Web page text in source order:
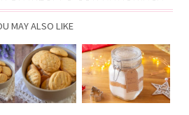
MAY ALSO LIKE